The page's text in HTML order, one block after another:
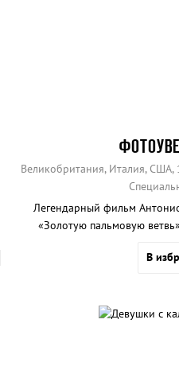
Великобритания, Италия, США,
Легендарный фильм
«Золотую пальмовую
В